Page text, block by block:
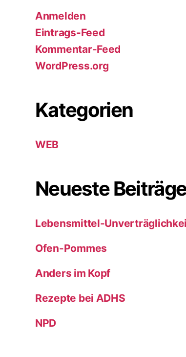
Anmelden
Eintrags-Feed
Kommentar-Feed
WordPress.org
Kategorien
WEB
Neueste
Lebensmittel-
Ofen-Pommes
Anders im Kopf
Rezepte bei ADHS
NPD